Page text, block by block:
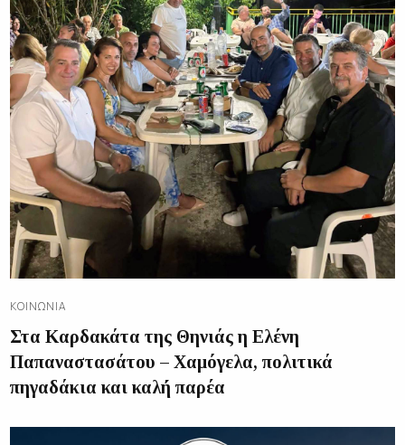
ΚΟΙΝΩΝΊΑ
Στα Καρδακάτα της Θηνιάς η Ελένη
Παπαναστασάτου – Χαμόγελα, πολιτικά
πηγαδάκια και καλή παρέα